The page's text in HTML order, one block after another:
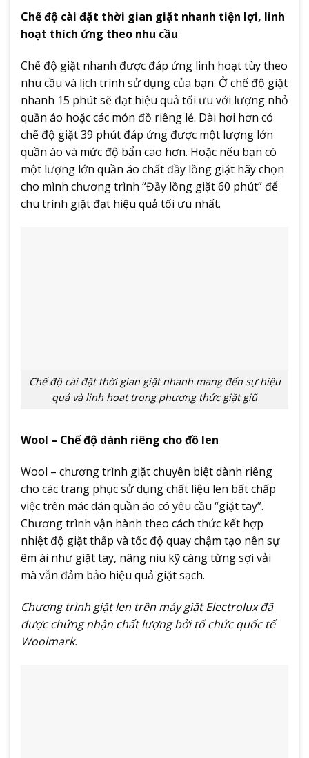
Chế độ cài đặt thời gian giặt nhanh tiện lợi, linh
hoạt thích ứng theo nhu cầu
Chế độ giặt nhanh được đáp ứng linh hoạt tùy theo
nhu cầu và lịch trình sử dụng của bạn. Ở chế độ giặt
nhanh 15 phút sẽ đạt hiệu quả tối ưu với lượng nhỏ
quần áo hoặc các món đồ riêng lẻ. Dài hơi hơn có
chế độ giặt 39 phút đáp ứng được một lượng lớn
quần áo và mức độ bẩn cao hơn. Hoặc nếu bạn có
một lượng lớn quần áo chất đầy lồng giặt hãy chọn
cho mình chương trình “Đầy lồng giặt 60 phút” để
chu trình giặt đạt hiệu quả tối ưu nhất.
Chế độ cài đặt thời gian giặt nhanh mang đến sự hiệu
quả và linh hoạt trong phương thức giặt giũ
Wool – Chế độ dành riêng cho đồ len
Wool – chương trình giặt chuyên biệt dành riêng
cho các trang phục sử dụng chất liệu len bất chấp
việc trên mác dán quần áo có yêu cầu “giặt tay”.
Chương trình vận hành theo cách thức kết hợp
nhiệt độ giặt thấp và tốc độ quay chậm tạo nên sự
êm ái như giặt tay, nâng niu kỹ càng từng sợi vải
mà vẫn đảm bảo hiệu quả giặt sạch.
Chương trình giặt len trên máy giặt Electrolux đã
được chứng nhận chất lượng bởi tổ chức quốc tế
Woolmark.